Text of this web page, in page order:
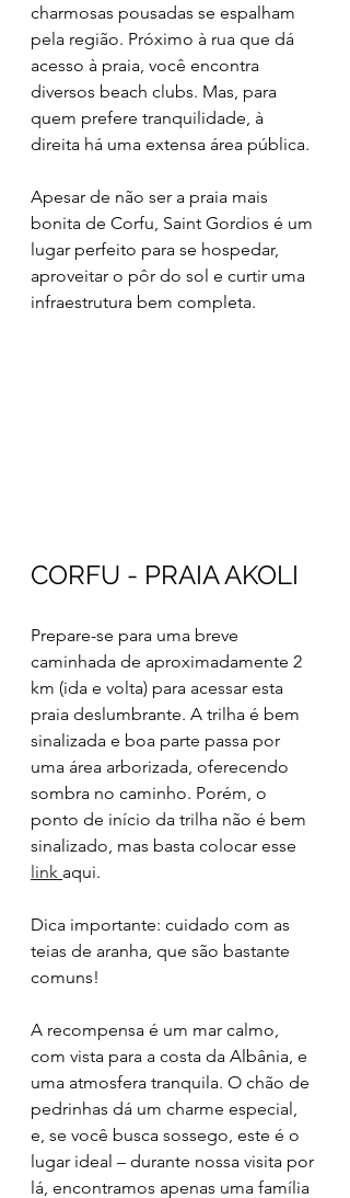
charmosas pousadas se espalham
pela região. Próximo à rua que dá
acesso à praia, você encontra
diversos beach clubs. Mas, para
quem prefere tranquilidade, à
direita há uma extensa área pública.
Apesar de não ser a praia mais
bonita de Corfu, Saint Gordios é um
lugar perfeito para se hospedar,
aproveitar o pôr do sol e curtir uma
infraestrutura bem completa.
CORFU - PRAIA AKOLI
Prepare-se para uma breve
caminhada de aproximadamente 2
km (ida e volta) para acessar esta
praia deslumbrante. A trilha é bem
sinalizada e boa parte passa por
uma área arborizada, oferecendo
sombra no caminho. Porém, o
ponto de início da trilha não é bem
sinalizado, mas basta colocar esse
link aqui.
Dica importante: cuidado com as
teias de aranha, que são bastante
comuns!
A recompensa é um mar calmo,
com vista para a costa da Albânia, e
uma atmosfera tranquila. O chão de
pedrinhas dá um charme especial,
e, se você busca sossego, este é o
lugar ideal – durante nossa visita por
lá, encontramos apenas uma família